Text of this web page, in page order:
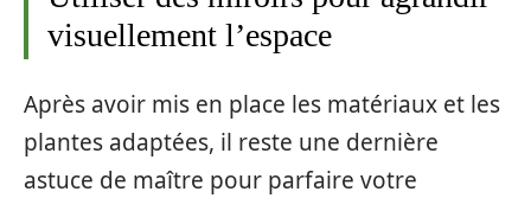
visuellement l’espace
Après avoir mis en place les matériaux et les
plantes adaptées, il reste une dernière
astuce de maître pour parfaire votre